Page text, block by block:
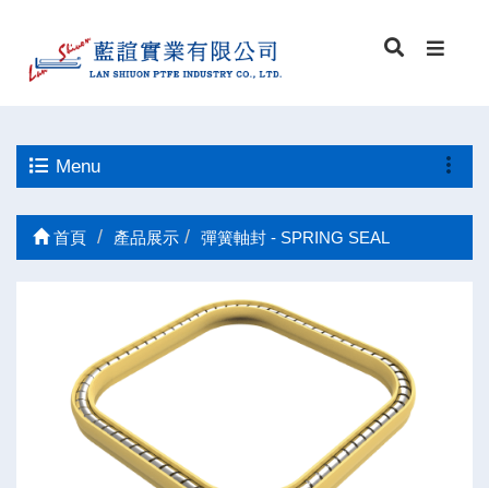
Menu
首頁 產品展示 彈簧軸封 - SPRING SEAL